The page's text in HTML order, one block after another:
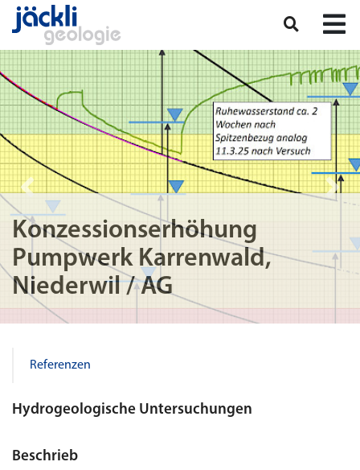
Konzessionserhöhung
Pumpwerk Karrenwald,
Niederwil / AG
Referenzen
Hydrogeologische Untersuchungen
Beschrieb